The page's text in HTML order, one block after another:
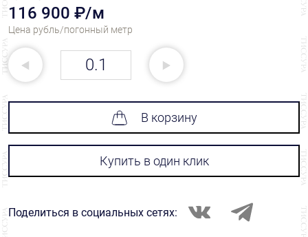
116 900 ₽/м
Цена рубль/погонный метр
В корзину
Купить в один клик
Поделиться в социальных сетях: